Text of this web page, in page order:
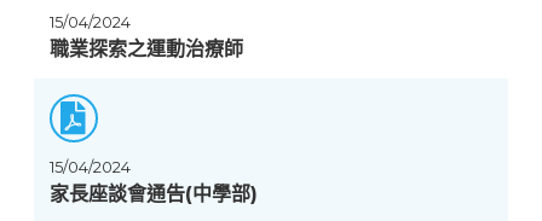
15/04/2024
職業探索之運動治療師
15/04/2024
家長座談會通告(中學部)